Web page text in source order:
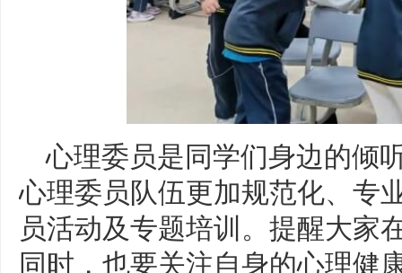
心理委员是同学们身边的倾
心理委员队伍更加规范化、专
员活动及专题培训。提醒大家
同时，也要关注自身的心理健